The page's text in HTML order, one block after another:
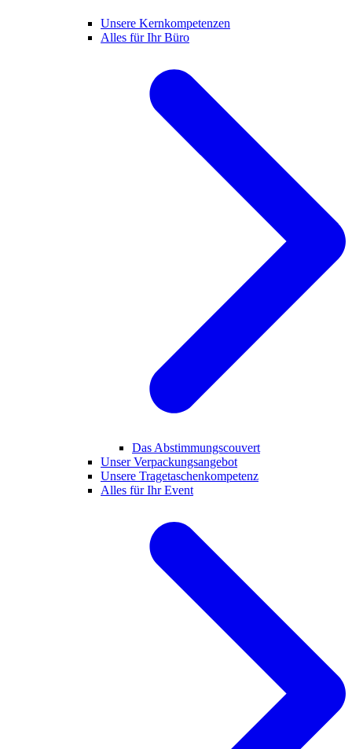
Unsere Kernkompetenzen
Alles für Ihr Büro
Das Abstimmungscouvert
Unser Verpackungsangebot
Unsere Tragetaschenkompetenz
Alles für Ihr Event